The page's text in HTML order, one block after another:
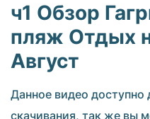
ч1 Обзор
пляж Отдых
Август
Данное видео доступно
скачивания, так же вы